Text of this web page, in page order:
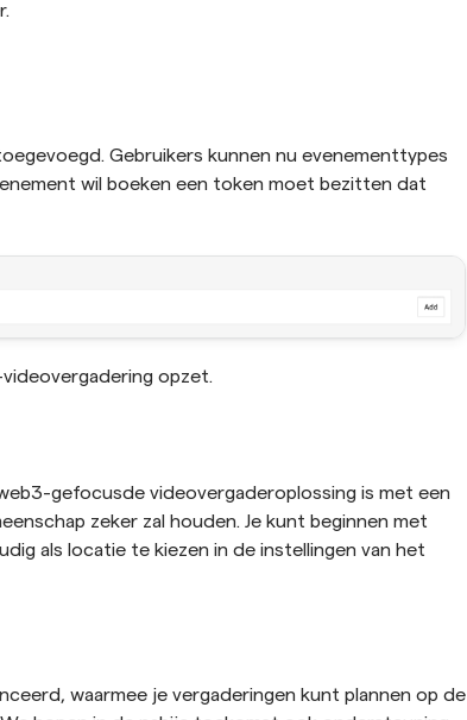
Gebruikers kunnen nu evenementtypes
wil boeken een token moet bezitten dat
opzet.
gefocusde videovergaderoplossing is met een
zeker zal houden. Je kunt beginnen met
als locatie te kiezen in de instellingen van het
waarmee je vergaderingen kunt plannen op de